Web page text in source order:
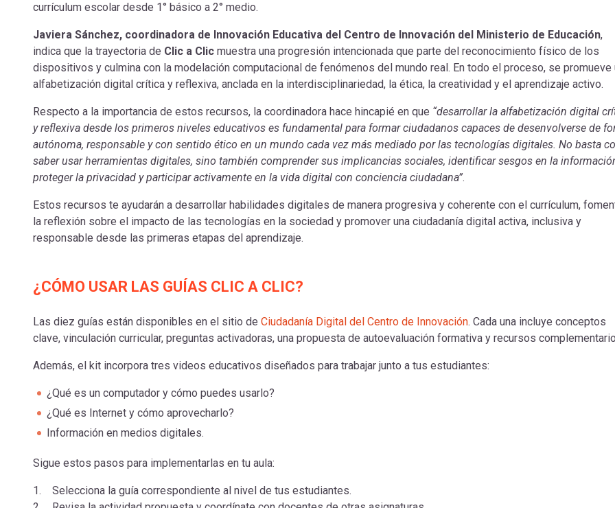
currículum escolar desde 1° básico a 2° medio.
Javiera Sánchez, coordinadora de Innovación Educativa del Centro de Innovación del Ministerio de Educación,
indica que la trayectoria de Clic a Clic muestra una progresión intencionada que parte del reconocimiento físico de los
dispositivos y culmina con la modelación computacional de fenómenos del mundo real. En todo el proceso, se promueve
alfabetización digital crítica y reflexiva, anclada en la interdisciplinariedad, la ética, la creatividad y el aprendizaje activo.
Respecto a la importancia de estos recursos, la coordinadora hace hincapié en que “desarrollar la alfabetización digital
y reflexiva desde los primeros niveles educativos es fundamental para formar ciudadanos capaces de desenvolverse de
autónoma, responsable y con sentido ético en un mundo cada vez más mediado por las tecnologías digitales. No basta
saber usar herramientas digitales, sino también comprender sus implicancias sociales, identificar sesgos en la
proteger la privacidad y participar activamente en la vida digital con conciencia ciudadana”.
Estos recursos te ayudarán a desarrollar habilidades digitales de manera progresiva y coherente con el currículum,
la reflexión sobre el impacto de las tecnologías en la sociedad y promover una ciudadanía digital activa, inclusiva y
responsable desde las primeras etapas del aprendizaje.
¿CÓMO USAR LAS GUÍAS CLIC A CLIC?
Las diez guías están disponibles en el sitio de Ciudadanía Digital del Centro de Innovación. Cada una incluye conceptos
clave, vinculación curricular, preguntas activadoras, una propuesta de autoevaluación formativa y recursos
Además, el kit incorpora tres videos educativos diseñados para trabajar junto a tus estudiantes:
¿Qué es un computador y cómo puedes usarlo?
¿Qué es Internet y cómo aprovecharlo?
Información en medios digitales.
Sigue estos pasos para implementarlas en tu aula:
1. Selecciona la guía correspondiente al nivel de tus estudiantes.